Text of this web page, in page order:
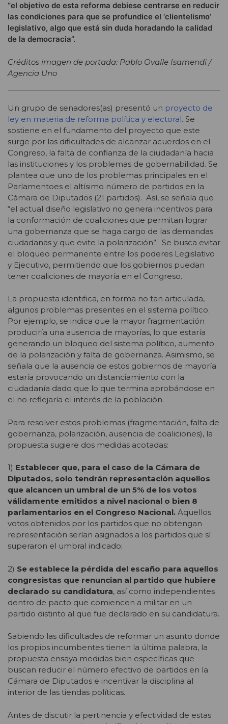
“el objetivo de esta reforma debiese centrarse en reducir
las condiciones para que se profundice el ‘clientelismo’
legislativo, algo que está sin duda horadando la calidad
de la democracia”.
Créditos imagen de portada: Pablo Ovalle Isamendi /
Agencia Uno
Un grupo de senadores(as) presentó un proyecto de
ley en materia de reforma política y electoral. Se
sostiene en el fundamento del proyecto que este
surge por las dificultades de alcanzar acuerdos en el
Congreso, la falta de confianza de la ciudadanía hacia
las instituciones y los problemas de gobernabilidad. Se
plantea que uno de los problemas principales en el
Parlamentoes el altísimo número de partidos en la
Cámara de Diputados (21 partidos). Así, se señala que
“el actual diseño legislativo no genera incentivos para
la conformación de coaliciones que permitan lograr
una gobernanza que se haga cargo de las demandas
ciudadanas y que evite la polarización”. Se busca evitar
el bloqueo permanente entre los poderes Legislativo
y Ejecutivo, permitiendo que los gobiernos puedan
tener coaliciones de mayoría en el Congreso.
La propuesta identifica, en forma no tan articulada,
algunos problemas presentes en el sistema político.
Por ejemplo, se indica que la mayor fragmentación
produciría una ausencia de mayorías, lo que estaría
generando un bloqueo del sistema político, aumento
de la polarización y falta de gobernanza. Asimismo, se
señala que la ausencia de estos gobiernos de mayoría
estaría provocando un distanciamiento con la
ciudadanía dado que lo que termina aprobándose en
el no reflejaría el interés de la población.
Para resolver estos problemas (fragmentación, falta de
gobernanza, polarización, ausencia de coaliciones), la
propuesta sugiere dos medidas acotadas:
1) Establecer que, para el caso de la Cámara de
Diputados, solo tendrán representación aquellos
que alcancen un umbral de un 5% de los votos
válidamente emitidos a nivel nacional o bien 8
parlamentarios en el Congreso Nacional. Aquellos
votos obtenidos por los partidos que no obtengan
representación serían asignados a los partidos que sí
superaron el umbral indicado;
2) Se establece la pérdida del escaño para aquellos
congresistas que renuncian al partido que hubiere
declarado su candidatura, así como independientes
dentro de pacto que comiencen a militar en un
partido distinto al que fue declarado en su candidatura.
Sabiendo las dificultades de reformar un asunto donde
los propios incumbentes tienen la última palabra, la
propuesta ensaya medidas bien específicas que
buscan reducir el número efectivo de partidos en la
Cámara de Diputados e incentivar la disciplina al
interior de las tiendas políticas.
Antes de discutir la pertinencia y efectividad de estas